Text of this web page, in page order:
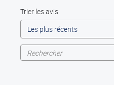
Trier les avis